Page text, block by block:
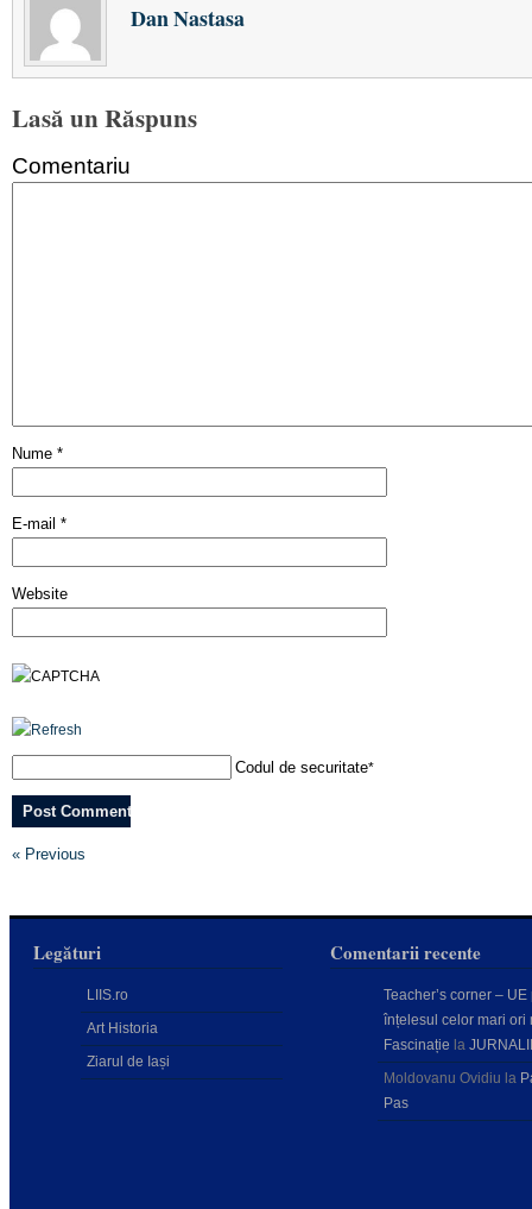
Dan Nastasa
Lasă un Răspuns
Comentariu
Nume *
E-mail *
Website
Codul de securitate*
« Previous
Legături
LIIS.ro
Art Historia
Ziarul de Iași
Comentarii recente
Teacher’s corner – UE
înțelesul celor mari ori
Fascinație la
Moldovanu Ovidiu la
Pas